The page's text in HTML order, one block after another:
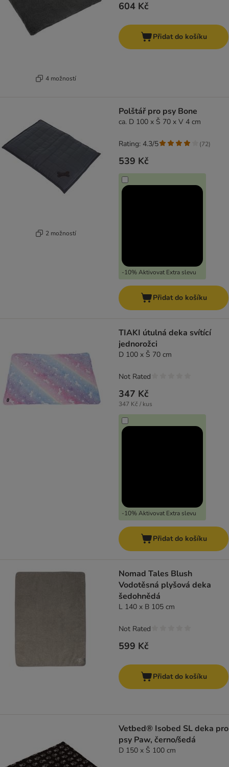
4 možností
604 Kč
Přidat do košíku
2 možností
Polštář pro psy Bone
ca. D 100 x Š 70 x V 4 cm
539 Kč
-10% Aktivovat Extra slevu
Rating: 4.3/5 (72)
Přidat do košíku
TIAKI útulná deka svítící
jednorožci
D 100 x Š 70 cm
347 Kč
347 Kč / kus
-10% Aktivovat Extra slevu
Not Rated
Přidat do košíku
Nomad Tales Blush
Vodotěsná plyšová deka
šedohnědá
L 140 x B 105 cm
599 Kč
Not Rated
Přidat do košíku
Vetbed® Isobed SL deka pro
psy Paw, černo/šedá
D 150 x Š 100 cm